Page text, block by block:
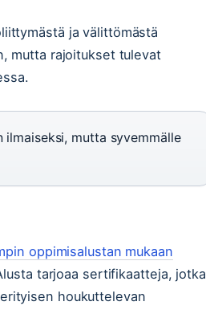
ja välittömästä
mutta rajoitukset tulevat
mutta syvemmälle
oppimisalustan mukaan
tarjoaa sertifikaatteja, jotka
houkuttelevan